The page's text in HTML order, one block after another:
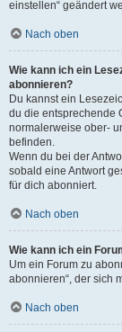
einstellen“ geändert
Nach oben
Wie kann ich ein
abonnieren?
Du kannst ein
du die entsprechende
normalerweise ober-
befinden.
Wenn du bei der
sobald eine Antwort
für dich abonniert.
Nach oben
Wie kann ich ein
Um ein Forum zu
abonnieren“, der sich
Nach oben